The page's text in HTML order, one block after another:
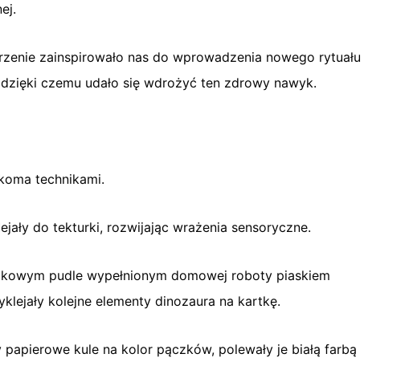
zainspirowało nas do wprowadzenia nowego rytuału
czemu udało się wdrożyć ten zdrowy nawyk.
technikami.
do tekturki, rozwijając wrażenia sensoryczne.
pudle wypełnionym domowej roboty piaskiem
kolejne elementy dinozaura na kartkę.
kule na kolor pączków, polewały je białą farbą